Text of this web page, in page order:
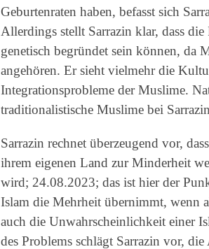
Geburtenraten haben, befasst sich
Allerdings stellt Sarrazin klar, dass
genetisch begründet sein können, da
angehören. Er sieht vielmehr die
Integrationsprobleme der Muslime.
traditionalistische Muslime bei
Sarrazin rechnet überzeugend vor,
ihrem eigenen Land zur Minderheit
wird; 24.08.2023; das ist hier der
Islam die Mehrheit übernimmt, wenn
auch die Unwahrscheinlichkeit einer
des Problems schlägt Sarrazin vor,